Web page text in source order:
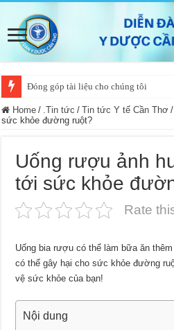
Đóng góp tài liệu cho chúng tôi
Home / .Tin tức / Tin tức Y tế Cần Thơ /
sức khỏe đường ruột?
Uống rượu ảnh
tới sức khỏe
Rate
Uống bia rượu có thể làm bữa ăn
có thể gây hại cho sức khỏe đường
vệ sức khỏe của bạn!
Nội dung